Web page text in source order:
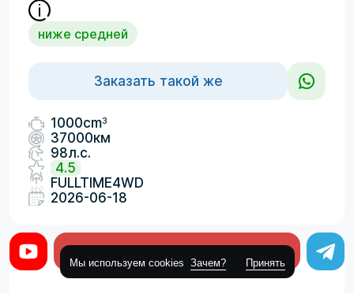
ниже средней
Заказать такой же
1000cm3
37000км
98л.с.
4.5
FULLTIME4WD
2026-06-18
Мы используем cookies Зачем? Принять